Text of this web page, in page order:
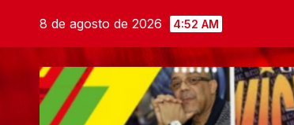
8 de agosto de 2026 4:52 AM